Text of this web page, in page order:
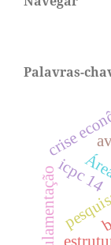
Palavras-
crise
regulamentaçãoicpc 14